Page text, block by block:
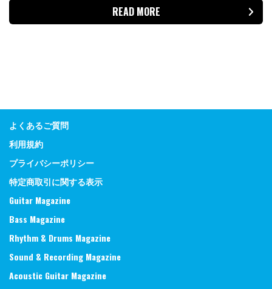
READ MORE
よくあるご質問
利用規約
プライバシーポリシー
特定商取引に関する表示
Guitar Magazine
Bass Magazine
Rhythm & Drums Magazine
Sound & Recording Magazine
Acoustic Guitar Magazine